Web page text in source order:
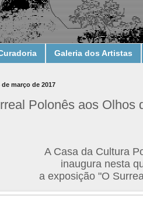
Galeria dos Artistas
março de 2017
Polonês aos Olhos
A Casa da Cultura
inaugura nesta
a exposição "O